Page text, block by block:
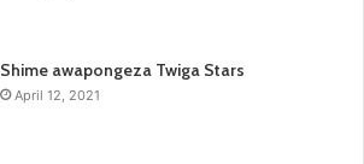
Shime awapongeza Twiga Stars
April 12, 2021